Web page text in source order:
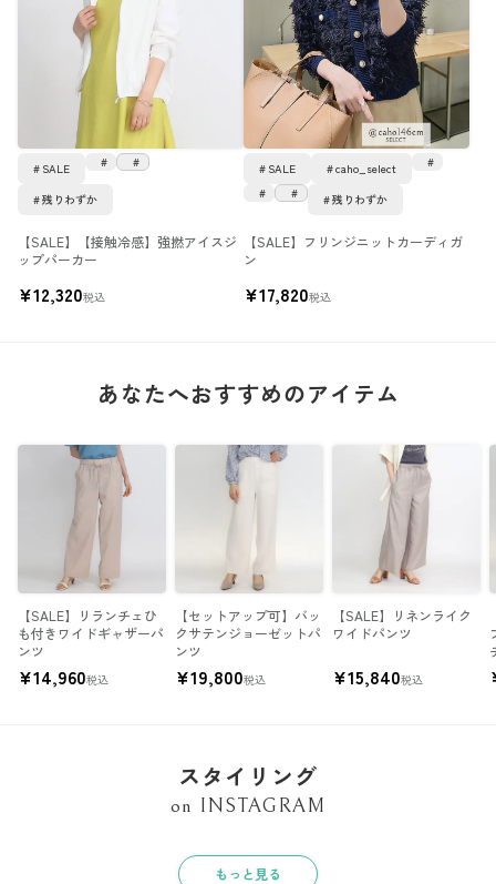
【SALE】【接触冷感】強撚アイスジ
ップパーカー
SALE
残りわずか
¥12,320税込
【SALE】フリンジニットカーディガ
ン
SALE
caho_select
残りわずか
¥17,820税込
あなたへおすすめのアイテム
【SALE】リランチェひ
も付きワイドギャザーパ
ンツ
¥14,960税込
【セットアップ可】バッ
クサテンジョーゼットパ
ンツ
¥19,800税込
【SALE】リネンライク
ワイドパンツ
¥15,840税込
スタイリング
on INSTAGRAM
もっと見る